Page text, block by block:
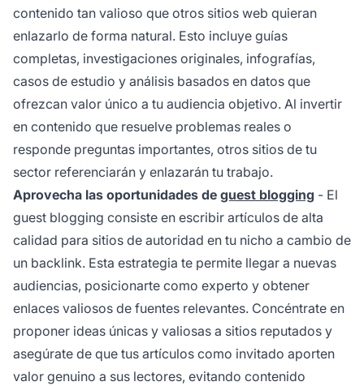
contenido tan valioso que otros sitios web quieran
enlazarlo de forma natural. Esto incluye guías
completas, investigaciones originales, infografías,
casos de estudio y análisis basados en datos que
ofrezcan valor único a tu audiencia objetivo. Al invertir
en contenido que resuelve problemas reales o
responde preguntas importantes, otros sitios de tu
sector referenciarán y enlazarán tu trabajo.
Aprovecha las oportunidades de guest blogging - El
guest blogging consiste en escribir artículos de alta
calidad para sitios de autoridad en tu nicho a cambio de
un backlink. Esta estrategia te permite llegar a nuevas
audiencias, posicionarte como experto y obtener
enlaces valiosos de fuentes relevantes. Concéntrate en
proponer ideas únicas y valiosas a sitios reputados y
asegúrate de que tus artículos como invitado aporten
valor genuino a sus lectores, evitando contenido